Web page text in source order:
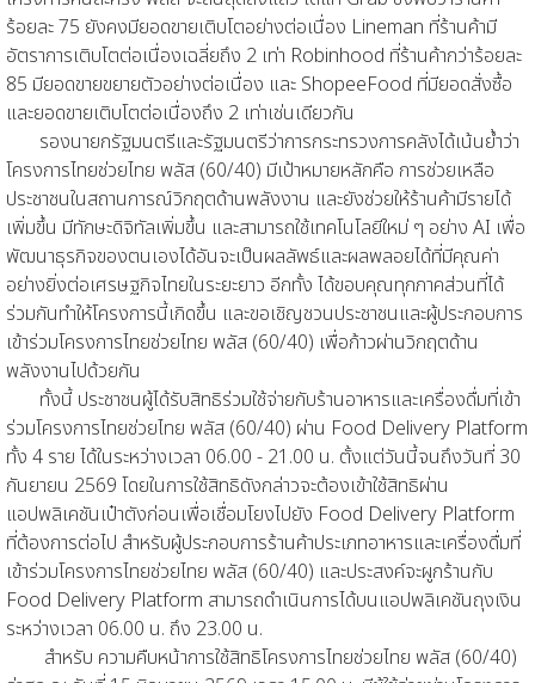
ร้อยละ 75 ยังคงมียอดขายเติบโตอย่างต่อเนื่อง Lineman ที่ร้านค้ามี
อัตราการเติบโตต่อเนื่องเฉลี่ยถึง 2 เท่า Robinhood ที่ร้านค้ากว่าร้อยละ
85 มียอดขายขยายตัวอย่างต่อเนื่อง และ ShopeeFood ที่มียอดสั่งซื้อ
และยอดขายเติบโตต่อเนื่องถึง 2 เท่าเช่นเดียวกัน
รองนายกรัฐมนตรีและรัฐมนตรีว่าการกระทรวงการคลังได้เน้นย้ำว่า
โครงการไทยช่วยไทย พลัส (60/40) มีเป้าหมายหลักคือ การช่วยเหลือ
ประชาชนในสถานการณ์วิกฤตด้านพลังงาน และยังช่วยให้ร้านค้ามีรายได้
เพิ่มขึ้น มีทักษะดิจิทัลเพิ่มขึ้น และสามารถใช้เทคโนโลยีใหม่ ๆ อย่าง AI เพื่อ
พัฒนาธุรกิจของตนเองได้อันจะเป็นผลลัพธ์และผลพลอยได้ที่มีคุณค่า
อย่างยิ่งต่อเศรษฐกิจไทยในระยะยาว อีกทั้ง ได้ขอบคุณทุกภาคส่วนที่ได้
ร่วมกันทำให้โครงการนี้เกิดขึ้น และขอเชิญชวนประชาชนและผู้ประกอบการ
เข้าร่วมโครงการไทยช่วยไทย พลัส (60/40) เพื่อก้าวผ่านวิกฤตด้าน
พลังงานไปด้วยกัน
ทั้งนี้ ประชาชนผู้ได้รับสิทธิร่วมใช้จ่ายกับร้านอาหารและเครื่องดื่มที่เข้า
ร่วมโครงการไทยช่วยไทย พลัส (60/40) ผ่าน Food Delivery Platform
ทั้ง 4 ราย ได้ในระหว่างเวลา 06.00 - 21.00 น. ตั้งแต่วันนี้จนถึงวันที่ 30
กันยายน 2569 โดยในการใช้สิทธิดังกล่าวจะต้องเข้าใช้สิทธิผ่าน
แอปพลิเคชันเป๋าตังก่อนเพื่อเชื่อมโยงไปยัง Food Delivery Platform
ที่ต้องการต่อไป สำหรับผู้ประกอบการร้านค้าประเภทอาหารและเครื่องดื่มที่
เข้าร่วมโครงการไทยช่วยไทย พลัส (60/40) และประสงค์จะผูกร้านกับ
Food Delivery Platform สามารถดำเนินการได้บนแอปพลิเคชันถุงเงิน
ระหว่างเวลา 06.00 น. ถึง 23.00 น.
สำหรับ ความคืบหน้าการใช้สิทธิโครงการไทยช่วยไทย พลัส (60/40)